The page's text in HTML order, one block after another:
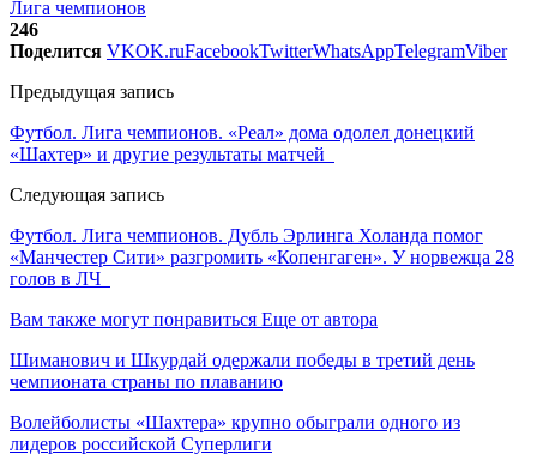
Лига чемпионов
246
Поделится VKOK.ruFacebookTwitterWhatsAppTelegramViber
Предыдущая запись
Футбол. Лига чемпионов. «Реал» дома одолел донецкий
«Шахтер» и другие результаты матчей
Следующая запись
Футбол. Лига чемпионов. Дубль Эрлинга Холанда помог
«Манчестер Сити» разгромить «Копенгаген». У норвежца 28
голов в ЛЧ
Вам также могут понравиться Еще от автора
Шиманович и Шкурдай одержали победы в третий день
чемпионата страны по плаванию
Волейболисты «Шахтера» крупно обыграли одного из
лидеров российской Суперлиги